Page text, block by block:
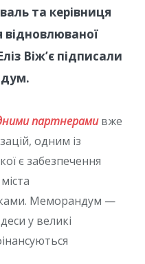
та керівниця
Віж’є підписали
партнерамивже
одним із
є забезпечення
Меморандум —
у великі